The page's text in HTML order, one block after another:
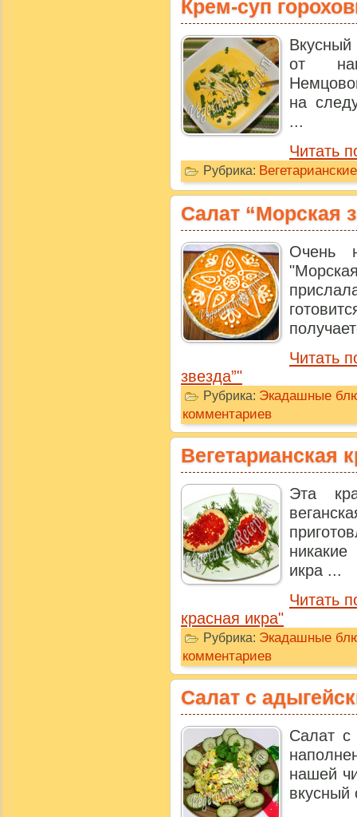
Крем-суп
от
на
...
Читать
Рубрика:
Салат “Морская
Очень
Читать
звезда”"
Рубрика: Экадашные
комментариев
Вегетарианская
Эта
икра ...
Читать
красная икра"
Рубрика: Экадашные
комментариев
Салат с
Салат с
нашей
вкусный